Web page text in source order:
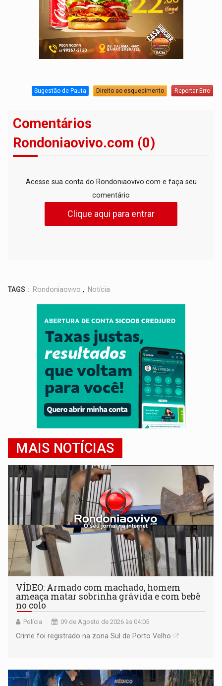
Sugestão de Pauta Direito ao esquecimento Reportar Erro
Comentários
Rondoniaovivo.com (0)
Acesse sua conta do Rondoniaovivo.com e faça seu
comentário
Clique aqui para entrar
TAGS : Rondoniaovivo , Notícia
MAIS NOTÍCIAS
VÍDEO: Armado com machado, homem
ameaça matar sobrinha grávida e com bebê
no colo
Polícia 09 de Agosto de 2026 às 04:05
Crime foi registrado na zona Sul de Porto Velho